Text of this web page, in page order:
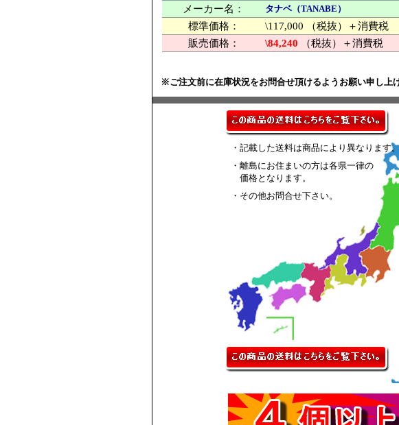
メーカー名：
タナベ（TANABE）
標準価格：
\117,000 （税抜）＋消費税
販売価格：
\84,240 （税抜）＋消費税
※ご注文前に在庫状況をお問合せ頂けるようお願い申し上げ
・記載した送料は商品により異なります
・離島にお住まいの方は各県一律の
価格となります。
・その他お問合せ下さい。